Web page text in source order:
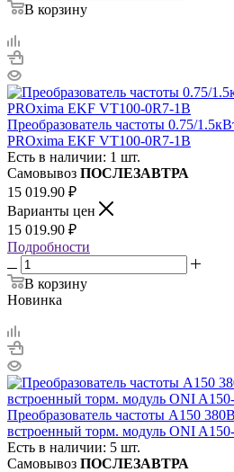
В корзину
Преобразователь частоты 0.75/
PROxima EKF VT100-0R7-1B
Есть в наличии: 1 шт.
Самовывоз ПОСЛЕЗАВТРА
15 019.90 ₽
Варианты цен
15 019.90 ₽
Подробности
В корзину
Новинка
Преобразователь частоты A150
встроенный торм. модуль ONI
Есть в наличии: 5 шт.
Самовывоз ПОСЛЕЗАВТРА